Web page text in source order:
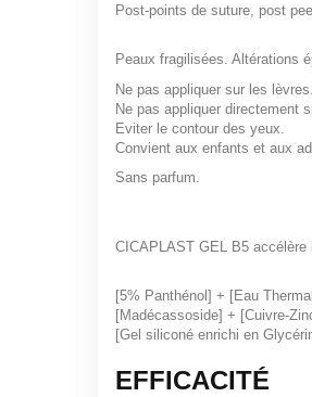
Post-points de suture, post
Peaux fragilisées. Altérations
Ne pas appliquer sur les lèvres.
Ne pas appliquer directement
Eviter le contour des yeux.
Convient aux enfants et aux
Sans parfum.
CICAPLAST GEL B5 accélère
[5% Panthénol] + [Eau
[Madécassoside] + [Cuivre-
[Gel siliconé enrichi en
EFFICACITÉ